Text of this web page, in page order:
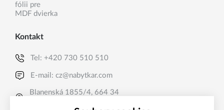
fólii pre
MDF dvierka
Kontakt
Tel: +420 730 510 510
E-mail:cz@nabytkar.com
Blanenská 1855/4, 664 34